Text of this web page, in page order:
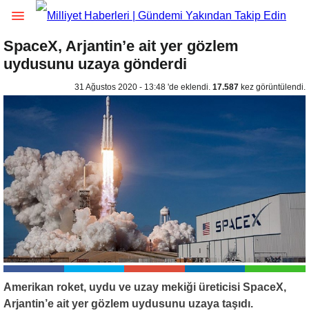
SpaceX, Arjantin’e ait yer gözlem
uydusunu uzaya gönderdi
31 Ağustos 2020 - 13:48 'de eklendi. 17.587 kez görüntülendi.
Amerikan roket, uydu ve uzay mekiği üreticisi SpaceX,
Arjantin’e ait yer gözlem uydusunu uzaya taşıdı.